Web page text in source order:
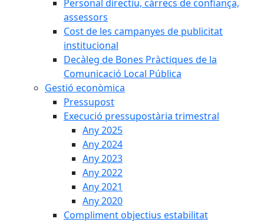
Personal directiu, càrrecs de confiança,
assessors
Cost de les campanyes de publicitat
institucional
Decàleg de Bones Pràctiques de la
Comunicació Local Pública
Gestió econòmica
Pressupost
Execució pressupostària trimestral
Any 2025
Any 2024
Any 2023
Any 2022
Any 2021
Any 2020
Compliment objectius estabilitat